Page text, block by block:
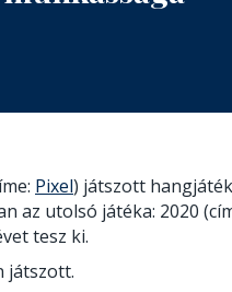
Pixel) játszott
az utolsó játéka: 2020
tesz ki.
játszott.